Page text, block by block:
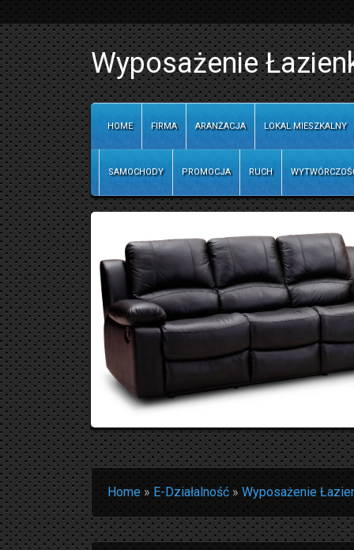
Wyposażenie
HOME FIRMA ARANŻACJA LOKAL MIESZKALNY
SAMOCHODY PROMOCJA RUCH
Home»E-Działalność » Wyposażenie